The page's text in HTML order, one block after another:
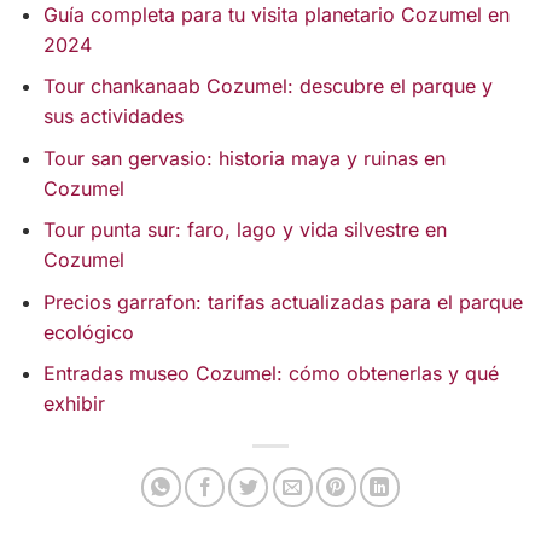
Guía completa para tu visita planetario Cozumel en
2024
Tour chankanaab Cozumel: descubre el parque y
sus actividades
Tour san gervasio: historia maya y ruinas en
Cozumel
Tour punta sur: faro, lago y vida silvestre en
Cozumel
Precios garrafon: tarifas actualizadas para el parque
ecológico
Entradas museo Cozumel: cómo obtenerlas y qué
exhibir